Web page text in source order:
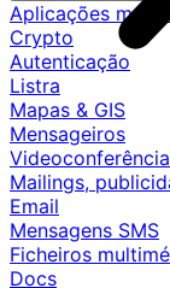
Aplicações
Crypto
Autenticação
Listra
Mapas & GIS
Mensageiros
Mailings,
Email
Mensagens SMS
Ficheiros
Docs